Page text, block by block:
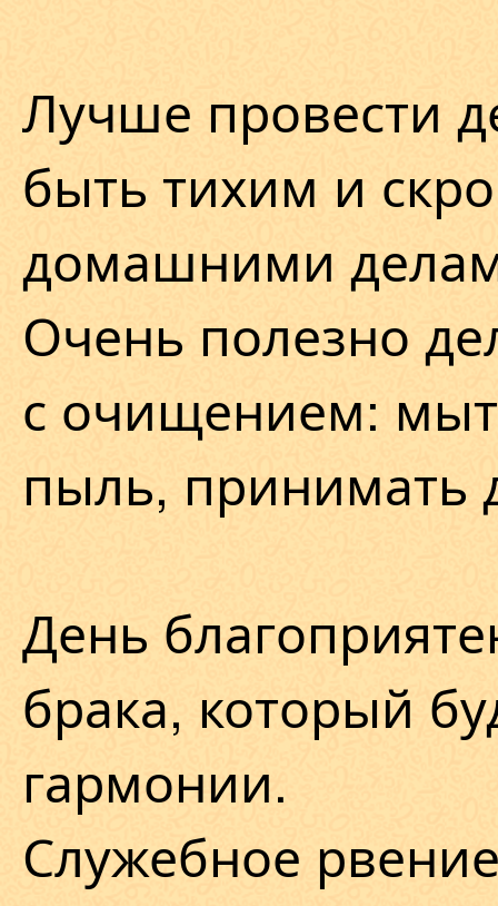
Лучше провести
быть тихим и
домашними
Очень полезно
с очищением:
пыль, принимать
День
брака, который
гармонии.
Служебное